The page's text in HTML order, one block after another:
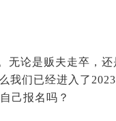
无论是贩夫走卒，
我们已经进入了
己报名吗？